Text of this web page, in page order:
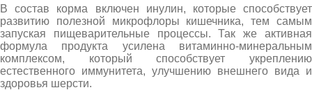
В состав корма включен инулин, которые способствует
развитию полезной микрофлоры кишечника, тем самым
запуская пищеварительные процессы. Так же активная
формула продукта усилена витаминно-минеральным
комплексом, который способствует укреплению
естественного иммунитета, улучшению внешнего вида и
здоровья шерсти.